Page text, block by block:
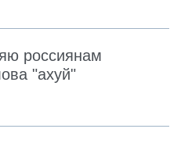
россиянам
"ахуй"